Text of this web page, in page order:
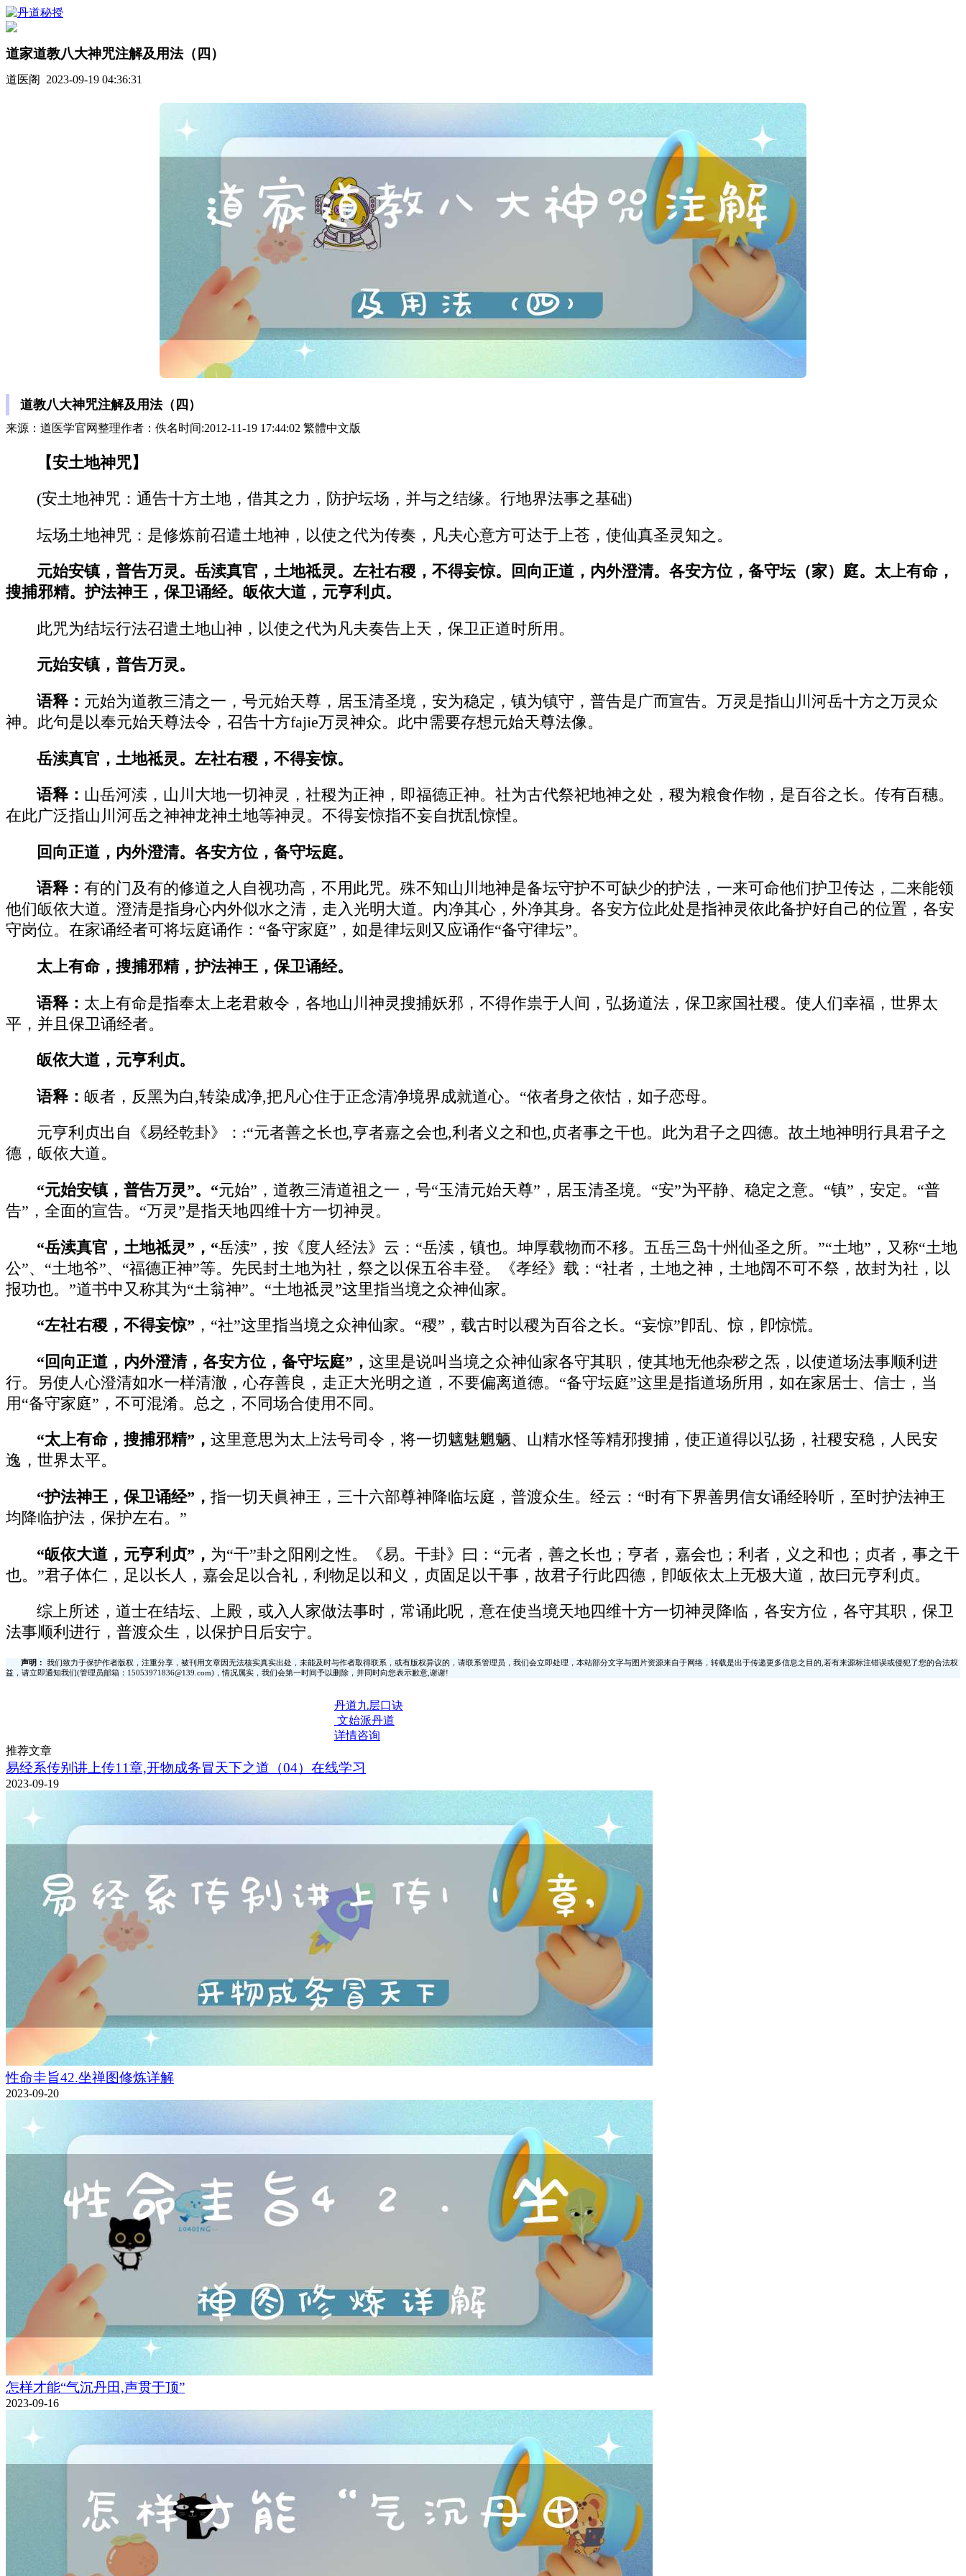
道家道教八大神咒注解及用法（四）
道医阁 2023-09-19 04:36:31
道教八大神咒注解及用法（四）
来源：道医学官网整理作者：佚名时间:2012-11-19 17:44:02 繁體中文版
【安土地神咒】
(安土地神咒：通告十方土地，借其之力，防护坛场，并与之结缘。行地界法事之基础)
坛场土地神咒：是修炼前召遣土地神，以使之代为传奏，凡夫心意方可达于上苍，使仙真圣灵知之。
元始安镇，普告万灵。岳渎真官，土地祗灵。左社右稷，不得妄惊。回向正道，内外澄清。各安方位，备守坛（家）庭。太上有命，
搜捕邪精。护法神王，保卫诵经。皈依大道，元亨利贞。
此咒为结坛行法召遣土地山神，以使之代为凡夫奏告上天，保卫正道时所用。
元始安镇，普告万灵。
语释： 元始为道教三清之一，号元始天尊，居玉清圣境，安为稳定，镇为镇守，普告是广而宣告。万灵是指山川河岳十方之万灵众
神。此句是以奉元始天尊法令，召告十方fajie万灵神众。此中需要存想元始天尊法像。
岳渎真官，土地祗灵。左社右稷，不得妄惊。
语释： 山岳河渎，山川大地一切神灵，社稷为正神，即福德正神。社为古代祭祀地神之处，稷为粮食作物，是百谷之长。传有百穗。
在此广泛指山川河岳之神神龙神土地等神灵。不得妄惊指不妄自扰乱惊惶。
回向正道，内外澄清。各安方位，备守坛庭。
语释：有的门及有的修道之人自视功高，不用此咒。殊不知山川地神是备坛守护不可缺少的护法，一来可命他们护卫传达，二来能领
他们皈依大道。澄清是指身心内外似水之清，走入光明大道。内净其心，外净其身。各安方位此处是指神灵依此备护好自己的位置，各安
守岗位。在家诵经者可将坛庭诵作：“备守家庭”，如是律坛则又应诵作“备守律坛”。
太上有命，搜捕邪精，护法神王，保卫诵经。
语释： 太上有命是指奉太上老君敕令，各地山川神灵搜捕妖邪，不得作祟于人间，弘扬道法，保卫家国社稷。使人们幸福，世界太
平，并且保卫诵经者。
皈依大道，元亨利贞。
语释：皈者，反黑为白,转染成净,把凡心住于正念清净境界成就道心。“依者身之依怙，如子恋母。
元亨利贞出自《易经乾卦》：:“元者善之长也,亨者嘉之会也,利者义之和也,贞者事之干也。此为君子之四德。故土地神明行具君子之
德，皈依大道。
“元始安镇，普告万灵”。“元始”，道教三清道祖之一，号“玉清元始天尊”，居玉清圣境。“安”为平静、稳定之意。“镇”，安定。“普
告”，全面的宣告。“万灵”是指天地四维十方一切神灵。
“岳渎真官，土地祗灵”，“岳渎”，按《度人经法》云：“岳渎，镇也。坤厚载物而不移。五岳三岛十州仙圣之所。”“土地”，又称“土地
公”、“土地爷”、“福德正神”等。先民封土地为社，祭之以保五谷丰登。《孝经》载：“社者，土地之神，土地阔不可不祭，故封为社，以
报功也。”道书中又称其为“土翁神”。“土地祗灵”这里指当境之众神仙家。
“左社右稷，不得妄惊” ，“社”这里指当境之众神仙家。“稷”，载古时以稷为百谷之长。“妄惊”卽乱、惊，卽惊慌。
“回向正道，内外澄清，各安方位，备守坛庭”，这里是说叫当境之众神仙家各守其职，使其地无他杂秽之炁，以使道场法事顺利进
行。另使人心澄清如水一样清澈，心存善良，走正大光明之道，不要偏离道德。“备守坛庭”这里是指道场所用，如在家居士、信士，当
用“备守家庭”，不可混淆。总之，不同场合使用不同。
“太上有命，搜捕邪精”，这里意思为太上法号司令，将一切魑魅魍魉、山精水怪等精邪搜捕，使正道得以弘扬，社稷安稳，人民安
逸，世界太平。
“护法神王，保卫诵经”，指一切天眞神王，三十六部尊神降临坛庭，普渡众生。经云：“时有下界善男信女诵经聆听，至时护法神王
均降临护法，保护左右。”
“皈依大道，元亨利贞”， 为“干”卦之阳刚之性。《易。干卦》曰：“元者，善之长也；亨者，嘉会也；利者，义之和也；贞者，事之干
也。”君子体仁，足以长人，嘉会足以合礼，利物足以和义，贞固足以干事，故君子行此四德，卽皈依太上无极大道，故曰元亨利贞。
综上所述，道士在结坛、上殿，或入人家做法事时，常诵此呪，意在使当境天地四维十方一切神灵降临，各安方位，各守其职，保卫
法事顺利进行，普渡众生，以保护日后安宁。
声明：
我们致力于保护作者版权，注重分享，被刊用文章因无法核实真实出处，未能及时与作者取得联系，或有版权异议的，请联系管理员，我们会立即处理，本站部分文字与图片资源来自于网络，转载是出于传递更多信息之目的,若有来源标注错误或侵犯了您的合法权
益，请立即通知我们(管理员邮箱：15053971836@139.com)，情况属实，我们会第一时间予以删除，并同时向您表示歉意,谢谢!
丹道九层口诀
文始派丹道
详情咨询
推荐文章
易经系传别讲上传11章,开物成务冒天下之道（04）在线学习
2023-09-19
性命圭旨42.坐禅图修炼详解
2023-09-20
怎样才能“气沉丹田,声贯于顶”
2023-09-16